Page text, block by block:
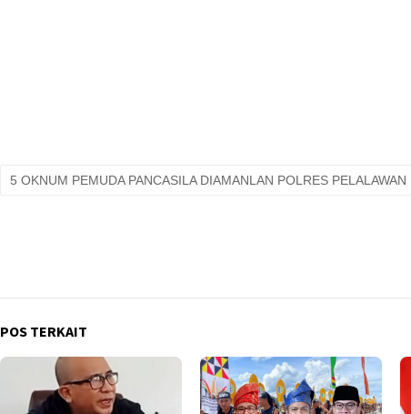
5 OKNUM PEMUDA PANCASILA DIAMANLAN POLRES PELALAWAN
POS TERKAIT